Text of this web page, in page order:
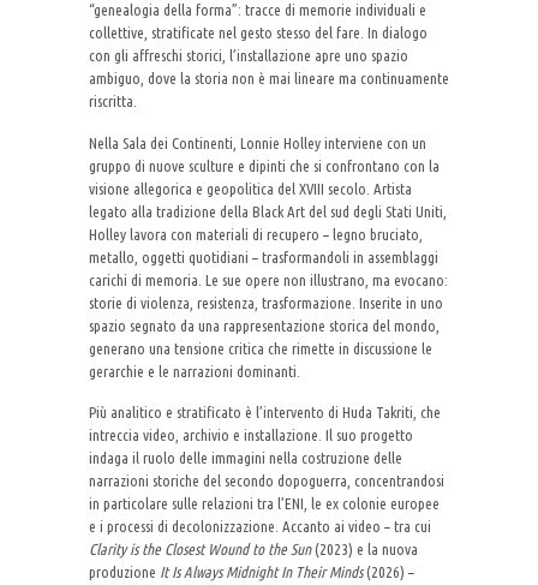
“genealogia della forma”: tracce di memorie individuali e
collettive, stratificate nel gesto stesso del fare. In dialogo
con gli affreschi storici, l’installazione apre uno spazio
ambiguo, dove la storia non è mai lineare ma continuamente
riscritta.
Nella Sala dei Continenti, Lonnie Holley interviene con un
gruppo di nuove sculture e dipinti che si confrontano con la
visione allegorica e geopolitica del XVIII secolo. Artista
legato alla tradizione della Black Art del sud degli Stati Uniti,
Holley lavora con materiali di recupero – legno bruciato,
metallo, oggetti quotidiani – trasformandoli in assemblaggi
carichi di memoria. Le sue opere non illustrano, ma evocano:
storie di violenza, resistenza, trasformazione. Inserite in uno
spazio segnato da una rappresentazione storica del mondo,
generano una tensione critica che rimette in discussione le
gerarchie e le narrazioni dominanti.
Più analitico e stratificato è l’intervento di Huda Takriti, che
intreccia video, archivio e installazione. Il suo progetto
indaga il ruolo delle immagini nella costruzione delle
narrazioni storiche del secondo dopoguerra, concentrandosi
in particolare sulle relazioni tra l’ENI, le ex colonie europee
e i processi di decolonizzazione. Accanto ai video – tra cui
Clarity is the Closest Wound to the Sun(2023) e la nuova
produzione It Is Always Midnight In Their Minds(2026) –